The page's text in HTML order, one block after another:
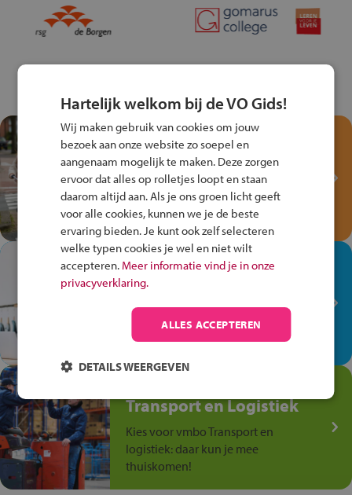
Test je kennis met het
Fiets Veilig
Verkeersspel!
Speel het Fiets Veilig Verkeersspel
en win een Cortina-fiets!
In de winkel ben je op je
plek!
Ontdek via het vmbo jouw talent
op de winkelvloer, waar elke dag
anders is!
Transport en Logistiek
Kies voor vmbo Transport en
logistiek: daar kun je mee
thuiskomen!
Hartelijk welkom bij de VO Gids!
Wij maken gebruik van cookies om jouw
bezoek aan onze website zo soepel en
aangenaam mogelijk te maken. Deze zorgen
ervoor dat alles op rolletjes loopt en staan
daarom altijd aan. Als je ons groen licht geeft
voor alle cookies, kunnen we je de beste
ervaring bieden. Je kunt ook zelf selecteren
welke typen cookies je wel en niet wilt
accepteren. Meer informatie vind je in onze
privacyverklaring.
ALLES ACCEPTEREN
DETAILS WEERGEVEN